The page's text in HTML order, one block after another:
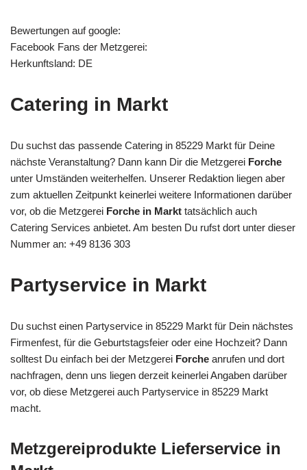
Bewertungen auf google:
Facebook Fans der Metzgerei:
Herkunftsland: DE
Catering in Markt
Du suchst das passende Catering in 85229 Markt für Deine
nächste Veranstaltung? Dann kann Dir die Metzgerei Forche
unter Umständen weiterhelfen. Unserer Redaktion liegen aber
zum aktuellen Zeitpunkt keinerlei weitere Informationen darüber
vor, ob die Metzgerei Forche in Markt tatsächlich auch
Catering Services anbietet. Am besten Du rufst dort unter dieser
Nummer an: +49 8136 303
Partyservice in Markt
Du suchst einen Partyservice in 85229 Markt für Dein nächstes
Firmenfest, für die Geburtstagsfeier oder eine Hochzeit? Dann
solltest Du einfach bei der Metzgerei Forche anrufen und dort
nachfragen, denn uns liegen derzeit keinerlei Angaben darüber
vor, ob diese Metzgerei auch Partyservice in 85229 Markt
macht.
Metzgereiprodukte Lieferservice in